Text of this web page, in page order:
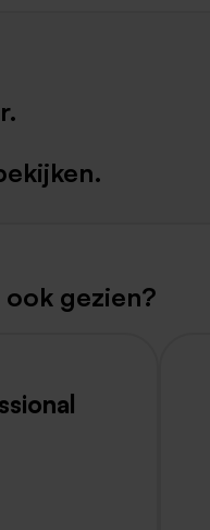
gezien?